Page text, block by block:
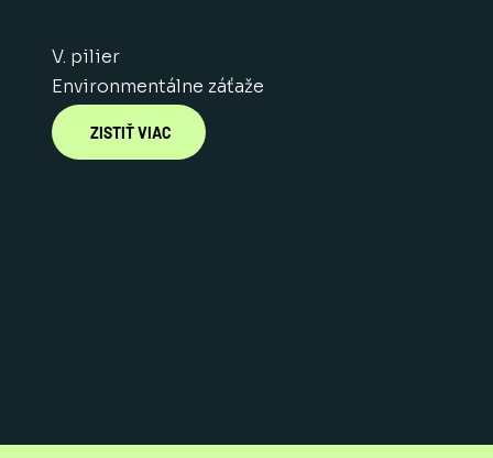
V. pilier
Environmentálne záťaže
ZISTIŤ VIAC